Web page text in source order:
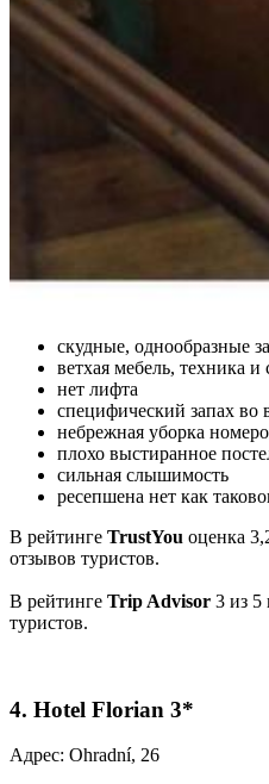
скудные, однообразные
ветхая мебель, техника и
нет лифта
специфический запах во
небрежная уборка
плохо выстиранное
сильная слышимость
ресепшена нет как
В рейтинге TrustYou оценка
отзывов туристов.
В рейтинге Trip Advisor 3 из 5
туристов.
4. Hotel Florian 3*
Адрес: Ohradní, 26